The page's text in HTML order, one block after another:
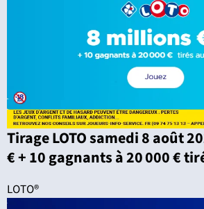
Tirage LOTO samedi 8 août
€ + 10 gagnants à 20 000 €
LOTO®